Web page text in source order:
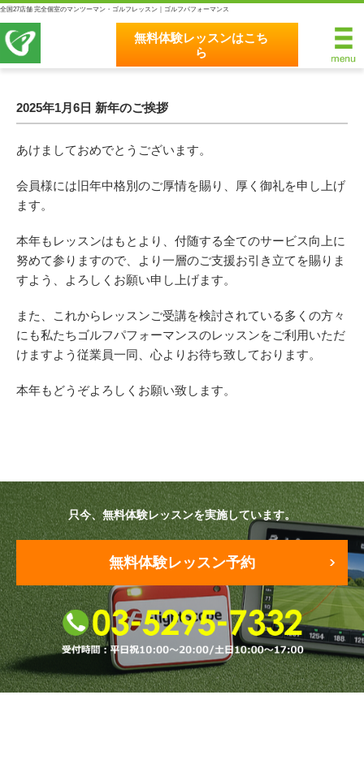
全国27店舗 完全個室のマンツーマン・ゴルフレッスン｜ゴルフパフォーマンス
無料体験レッスンはこち
ら
無料体験レッスンはこちら
完全個室マンツーマンレッスン
統一されたレッスン理論
最新のスイング解析システム
独自のコースティーチング
クラブフィッティングの５つのこだわり
全額返金保証
原田メソッド
ゴルフが楽しみたい（初心者）
短期間での上達（初心者）
シングルを目指したい（中・上級者）
飛距離アップしたい
自分に合うクラブが欲しい
2025年1月6日 新年のご挨拶
あけましておめでとうございます。
会員様には旧年中格別のご厚情を賜り、厚く御礼を申し上げ
ます。
本年もレッスンはもとより、付随する全てのサービス向上に
努めて参りますので、
より一層のご支援お引き立てを賜りま
すよう、よろしくお願い申し上げます。
また、これからレッスンご受講を検討されている多くの方々
にも私たちゴルフパフォーマンスのレッスンをご利用いただ
けますよう 従業員一同、心よりお待ち致しております。
本年もどうぞよろしくお願い致します。
只今、無料体験レッスンを実施しています。
無料体験レッスン予約